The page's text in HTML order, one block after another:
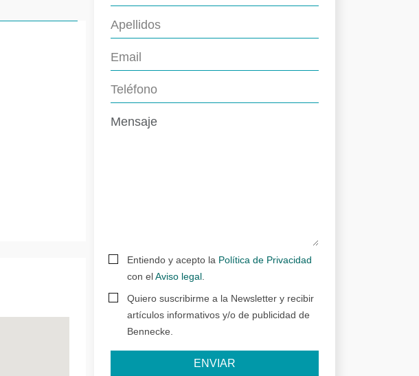
Entiendo y acepto la Política de Privacidad
con elAviso legal
Quiero suscribirme a la Newsletter y recibir
artículos informativos y/o de publicidad de
Bennecke.
ENVIAR